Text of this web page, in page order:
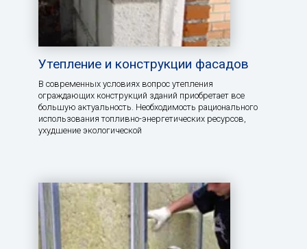
Утепление и конструкции фасадов
В современных условиях вопрос утепления
ограждающих конструкций зданий приобретает все
большую актуальность. Необходимость рационального
использования топливно-энергетических ресурсов,
ухудшение экологической